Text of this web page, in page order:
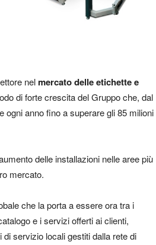
nelmercato delle etichette e
di forte crescita del Gruppo che, dal
ogni anno fino a superare gli 85 milioni
delle installazioni nelle aree più
mercato.
che la porta a essere ora tra i
e i servizi offerti ai clienti,
servizio locali gestiti dalla rete di